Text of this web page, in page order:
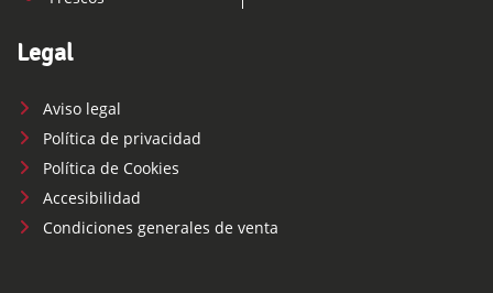
Legal
Aviso legal
Política de privacidad
Política de Cookies
Accesibilidad
Condiciones generales de venta